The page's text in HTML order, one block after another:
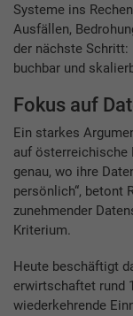
Systeme ins
Ausfällen,
der nächste
buchbar und
Fokus auf
Ein starkes
auf österreichische
genau, wo ihre
persönlich“, betont
zunehmender
Kriterium.
Heute beschäftigt
erwirtschaftet rund
wiederkehrende